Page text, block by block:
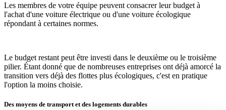
Les membres de votre équipe peuvent consacrer leur budget à
l'achat d'une voiture électrique ou d'une voiture écologique
répondant à certaines normes.
Le budget restant peut être investi dans le deuxième ou le troisième
pilier. Étant donné que de nombreuses entreprises ont déjà amorcé la
transition vers déjà des flottes plus écologiques, c'est en pratique
l'option la moins choisie.
Des moyens de transport et des logements durables